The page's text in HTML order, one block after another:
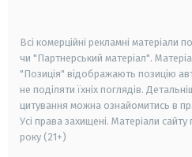
Всі комерційні рекламні матеріали
чи "Партнерський матеріал".
"Позиція" відображають позицію
не поділяти їхніх поглядів.
цитування можна ознайомитись в
Усі права захищені. Матеріали сайту
року (21+)